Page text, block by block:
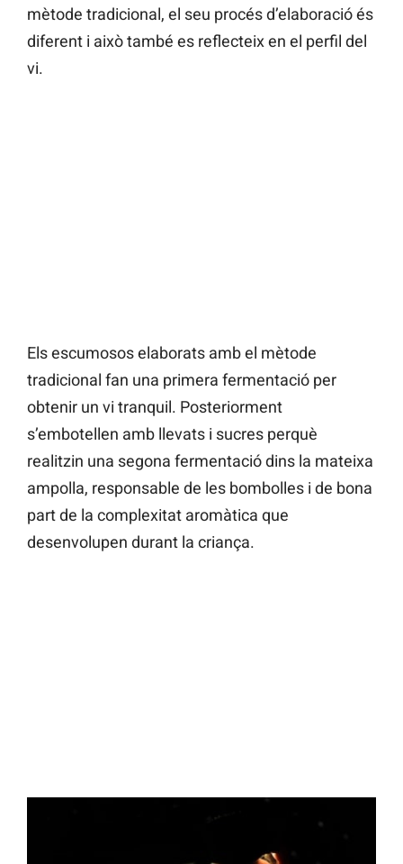
mètode tradicional, el seu procés d’elaboració és
diferent i això també es reflecteix en el perfil del
vi.
Els escumosos elaborats amb el mètode
tradicional fan una primera fermentació per
obtenir un vi tranquil. Posteriorment
s’embotellen amb llevats i sucres perquè
realitzin una segona fermentació dins la mateixa
ampolla, responsable de les bombolles i de bona
part de la complexitat aromàtica que
desenvolupen durant la criança.